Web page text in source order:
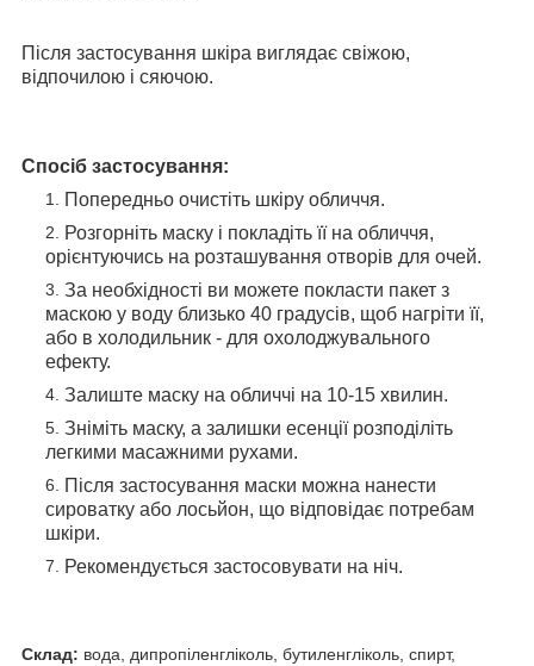
Після застосування шкіра виглядає свіжою,
відпочилою і сяючою.
Спосіб застосування:
Попередньо очистіть шкіру обличчя.
Розгорніть маску і покладіть її на обличчя,
орієнтуючись на розташування отворів для очей.
За необхідності ви можете покласти пакет з
маскою у воду близько 40 градусів, щоб нагріти її,
або в холодильник - для охолоджувального
ефекту.
Залиште маску на обличчі на 10-15 хвилин.
Зніміть маску, а залишки есенції розподіліть
легкими масажними рухами.
Після застосування маски можна нанести
сироватку або лосьйон, що відповідає потребам
шкіри.
Рекомендується застосовувати на ніч.
Склад: вода, дипропіленгліколь, бутиленгліколь, спирт,